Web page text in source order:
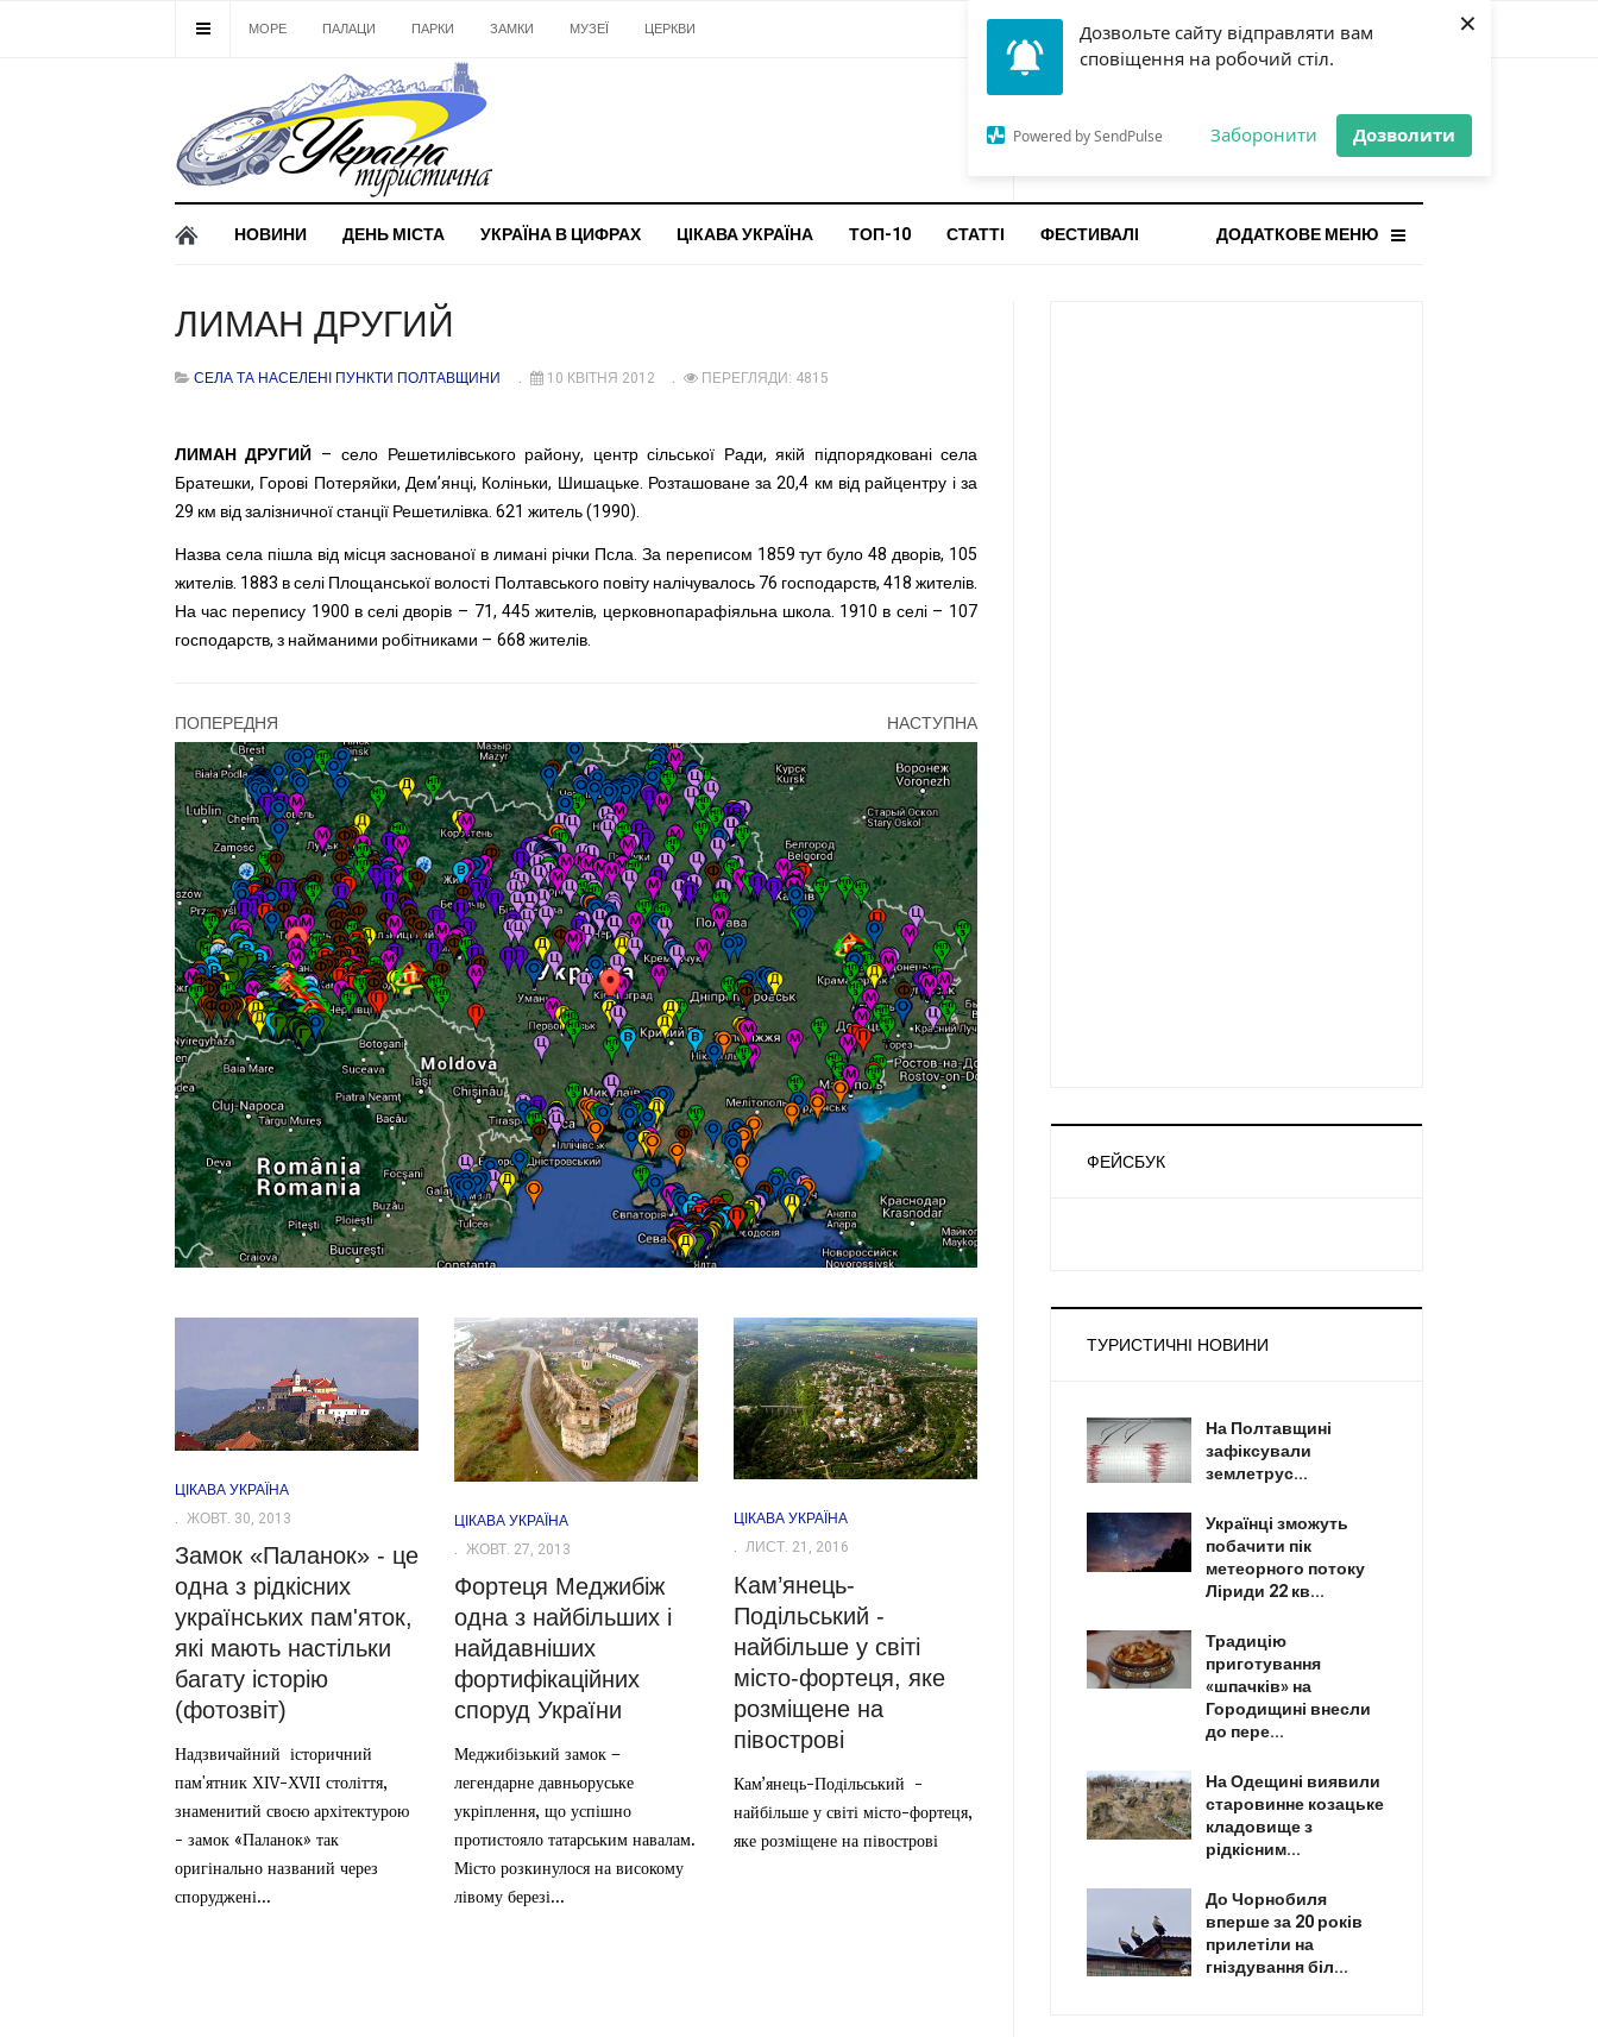
Дозвольте сайту відправляти вам
сповіщення на робочий стіл.
Powered by SendPulse Заборонити Дозволити
×
МОРЕ ПАЛАЦИ ПАРКИ ЗАМКИ МУЗЕЇ ЦЕРКВИ
ОСТАННЯ НОВИНА
Gorilla і відповідальна гра:
чому ліміти важливі поруч із
НОВИНИ ДЕНЬ МІСТА УКРАЇНА В ЦИФРАХ ЦІКАВА УКРАЇНА ТОП-10 СТАТТІ ДОДАТКОВЕ МЕНЮ
ФЕСТИВАЛІ
ЛИМАН ДРУГИЙ
СЕЛА ТА НАСЕЛЕНІ ПУНКТИ ПОЛТАВЩИНИ 10 КВІТНЯ 2012 ПЕРЕГЛЯДИ: 4815
ЛИМАН ДРУГИЙ – село Решетилівського району, центр сільської Ради, якій підпорядковані села
Братешки, Горові Потеряйки, Дем’янці, Коліньки, Шишацьке. Розташоване за 20,4 км від райцентру і за
29 км від залізничної станції Решетилівка. 621 житель (1990).
Назва села пішла від місця заснованої в лимані річки Псла. За переписом 1859 тут було 48 дворів, 105
жителів. 1883 в селі Площанської волості Полтавського повіту налічувалось 76 господарств, 418 жителів.
На час перепису 1900 в селі дворів – 71, 445 жителів, церковнопарафіяльна школа. 1910 в селі – 107
господарств, з найманими робітниками – 668 жителів.
ПОПЕРЕДНЯ НАСТУПНА
ЦІКАВА УКРАЇНА
ЖОВТ. 30, 2013
Замок «Паланок» - це
одна з рідкісних
українських пам'яток,
які мають настільки
багату історію
(фотозвіт)
Надзвичайний історичний
пам'ятник ХІV-ХVII століття,
знаменитий своєю архітектурою
- замок «Паланок» так
оригінально названий через
споруджені...
ЦІКАВА УКРАЇНА
ЖОВТ. 27, 2013
Фортеця Меджибіж
одна з найбільших і
найдавніших
фортифікаційних
споруд України
Меджибізький замок –
легендарне давньоруське
укріплення, що успішно
протистояло татарським навалам.
Місто розкинулося на високому
лівому березі...
ЦІКАВА УКРАЇНА
ЛИСТ. 21, 2016
Кам’янець-
Подільський -
найбільше у світі
місто-фортеця, яке
розміщене на
півострові
Кам’янець-Подільський -
найбільше у світі місто-фортеця,
яке розміщене на півострові
ФЕЙСБУК
ТУРИСТИЧНІ НОВИНИ
На Полтавщині
зафіксували
землетрус...
Українці зможуть
побачити пік
метеорного потоку
Ліриди 22 кв...
Традицію
приготування
«шпачків» на
Городищині внесли
до пере...
На Одещині виявили
старовинне козацьке
кладовище з
рідкісним...
До Чорнобиля
вперше за 20 років
прилетіли на
гніздування біл...